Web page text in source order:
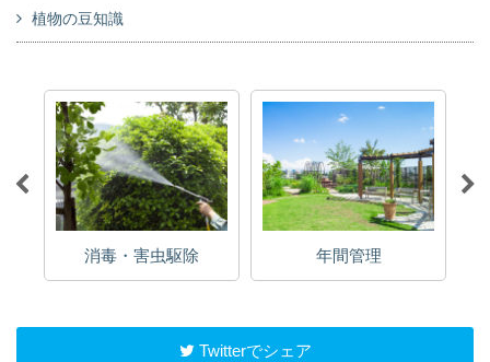
植物の豆知識
消毒・害虫駆除 年間管理
Twitterでシェア